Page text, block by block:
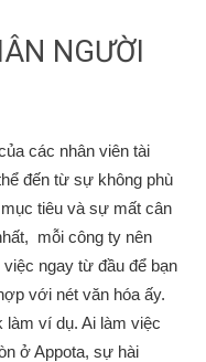
NGƯỜI
các nhân viên tài
đến từ sự không phù
tiêu và sự mất cân
mỗi công ty nên
ngay từ đầu để bạn
với nét văn hóa ấy.
làm ví dụ. Ai làm việc
ở Appota, sự hài